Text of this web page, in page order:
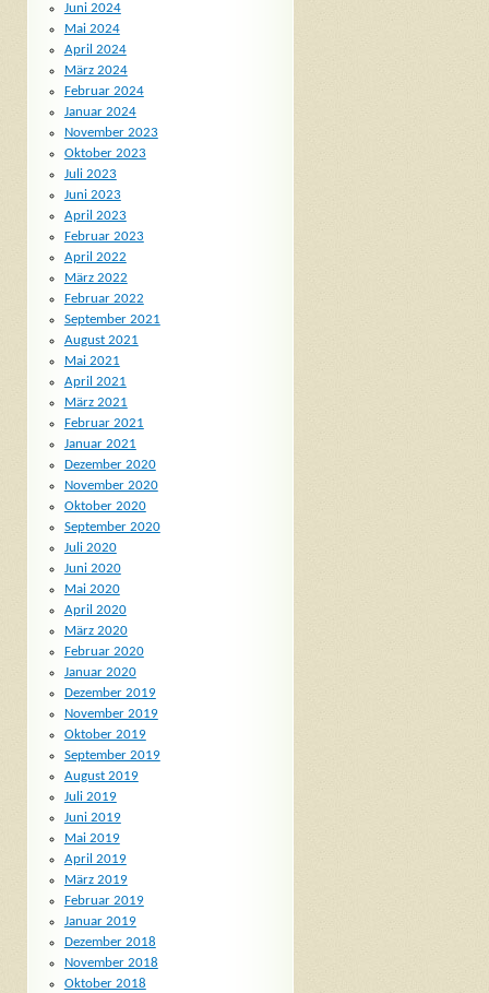
Juni 2024
Mai 2024
April 2024
März 2024
Februar 2024
Januar 2024
November 2023
Oktober 2023
Juli 2023
Juni 2023
April 2023
Februar 2023
April 2022
März 2022
Februar 2022
September 2021
August 2021
Mai 2021
April 2021
März 2021
Februar 2021
Januar 2021
Dezember 2020
November 2020
Oktober 2020
September 2020
Juli 2020
Juni 2020
Mai 2020
April 2020
März 2020
Februar 2020
Januar 2020
Dezember 2019
November 2019
Oktober 2019
September 2019
August 2019
Juli 2019
Juni 2019
Mai 2019
April 2019
März 2019
Februar 2019
Januar 2019
Dezember 2018
November 2018
Oktober 2018